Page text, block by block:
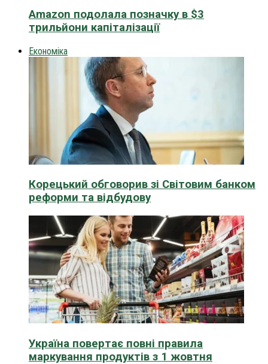
Amazon подолала позначку в $3
трильйони капіталізації
Економіка
Корецький обговорив зі Світовим банком
реформи та відбудову
Україна повертає повні правила
маркування продуктів з 1 жовтня